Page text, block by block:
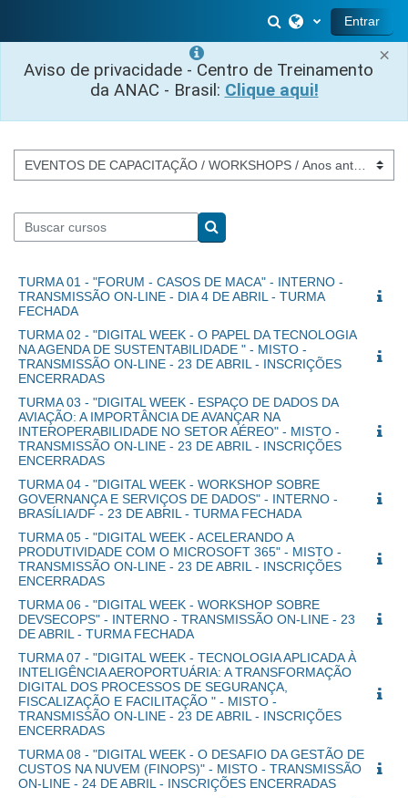
×
Aviso de privacidade - Centro de Treinamento
da ANAC - Brasil: Clique aqui!
Selector de
Entrar
Categorías
Buscar cursos
Buscar cursos
TURMA 01 - "FORUM - CASOS DE MACA" - INTERNO -
TRANSMISSÃO ON-LINE - DIA 4 DE ABRIL - TURMA
FECHADA
TURMA 02 - "DIGITAL WEEK - O PAPEL DA TECNOLOGIA
NA AGENDA DE SUSTENTABILIDADE " - MISTO -
TRANSMISSÃO ON-LINE - 23 DE ABRIL - INSCRIÇÕES
ENCERRADAS
TURMA 03 - "DIGITAL WEEK - ESPAÇO DE DADOS DA
AVIAÇÃO: A IMPORTÂNCIA DE AVANÇAR NA
INTEROPERABILIDADE NO SETOR AÉREO" - MISTO -
TRANSMISSÃO ON-LINE - 23 DE ABRIL - INSCRIÇÕES
ENCERRADAS
TURMA 04 - "DIGITAL WEEK - WORKSHOP SOBRE
GOVERNANÇA E SERVIÇOS DE DADOS" - INTERNO -
BRASÍLIA/DF - 23 DE ABRIL - TURMA FECHADA
TURMA 05 - "DIGITAL WEEK - ACELERANDO A
PRODUTIVIDADE COM O MICROSOFT 365" - MISTO -
TRANSMISSÃO ON-LINE - 23 DE ABRIL - INSCRIÇÕES
ENCERRADAS
TURMA 06 - "DIGITAL WEEK - WORKSHOP SOBRE
DEVSECOPS" - INTERNO - TRANSMISSÃO ON-LINE - 23
DE ABRIL - TURMA FECHADA
TURMA 07 - "DIGITAL WEEK - TECNOLOGIA APLICADA À
INTELIGÊNCIA AEROPORTUÁRIA: A TRANSFORMAÇÃO
DIGITAL DOS PROCESSOS DE SEGURANÇA,
FISCALIZAÇÃO E FACILITAÇÃO " - MISTO -
TRANSMISSÃO ON-LINE - 23 DE ABRIL - INSCRIÇÕES
ENCERRADAS
TURMA 08 - "DIGITAL WEEK - O DESAFIO DA GESTÃO DE
CUSTOS NA NUVEM (FINOPS)" - MISTO - TRANSMISSÃO
ON-LINE - 24 DE ABRIL - INSCRIÇÕES ENCERRADAS